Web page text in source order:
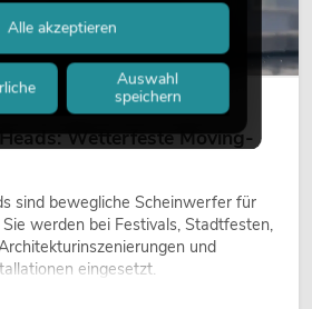
Wetterfeste Moving-
sind bewegliche Scheinwerfer für
werden bei Festivals, Stadtfesten,
und
eingesetzt.
Auswahl
speichern
Alle akzeptieren